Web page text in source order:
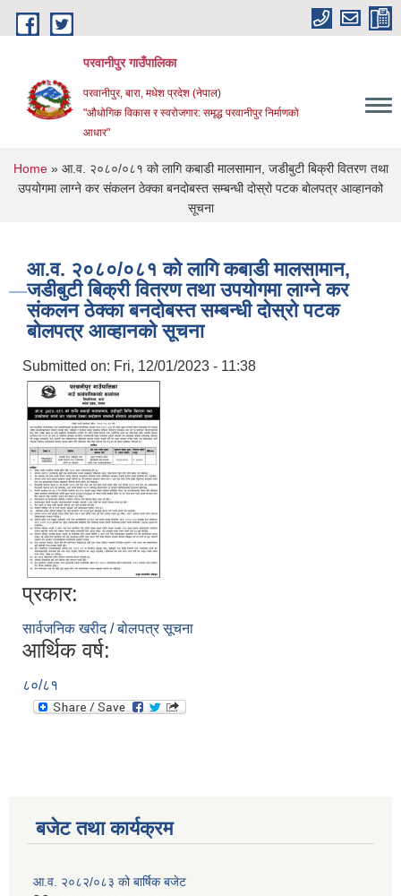
Skip to main content
परवानीपुर गाउँपालिका
परवानीपुर, बारा, मधेश प्रदेश (नेपाल)
"औधोगिक विकास र स्वरोजगार: समृद्ध परवानीपुर निर्माणको
आधार"
You are here
Home» आ.व. २०८०/०८१ को लागि कबाडी मालसामान, जडीबुटी बिक्री वितरण तथा
उपयोगमा लाग्‍ने कर संकलन ठेक्का बनदोबस्त सम्बन्धी दोस्रो पटक बोलपत्र आव्हानको
सूचना
आ.व. २०८०/०८१ को लागि कबाडी मालसामान,
जडीबुटी बिक्री वितरण तथा उपयोगमा लाग्‍ने कर
संकलन ठेक्का बनदोबस्त सम्बन्धी दोस्रो पटक
बोलपत्र आव्हानको सूचना
Submitted on: Fri, 12/01/2023 - 11:38
प्रकार:
सार्वजनिक खरीद / बोलपत्र सूचना
आर्थिक वर्ष:
८०/८१
बजेट तथा कार्यक्रम
आ.व. २०८२/०८३ को बार्षिक बजेट